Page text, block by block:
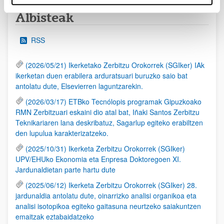
Albisteak
RSS
(2026/05/21) Ikerketako Zerbitzu Orokorrek (SGIker) IAk
ikerketan duen erabilera arduratsuari buruzko saio bat
antolatu dute, Elsevierren laguntzarekin.
(2026/03/17) ETBko Tecnólopis programak Gipuzkoako
RMN Zerbitzuari eskaini dio atal bat, Iñaki Santos Zerbitzu
Teknikariaren lana deskribatuz, Sagarlup egiteko erabiltzen
den lupulua karakterizatzeko.
(2025/10/31) Ikerketa Zerbitzu Orokorrek (SGIker)
UPV/EHUko Ekonomia eta Enpresa Doktoregoen XI.
Jardunaldietan parte hartu dute
(2025/06/12) Ikerketa Zerbitzu Orokorrek (SGIker) 28.
jardunaldia antolatu dute, oinarrizko analisi organikoa eta
analisi isotopikoa egiteko gaitasuna neurtzeko saiakuntzen
emaitzak eztabaidatzeko